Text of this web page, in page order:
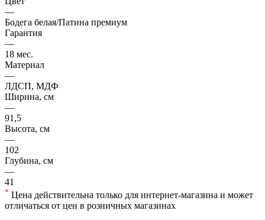
—
Бодега белая/Патина премиум
Гарантия
—
18 мес.
Материал
—
ЛДСП, МДФ
Ширина, см
—
91,5
Высота, см
—
102
Глубина, см
—
41
* Цена действительна только для интернет-магазина и может
отличаться от цен в розничных магазинах